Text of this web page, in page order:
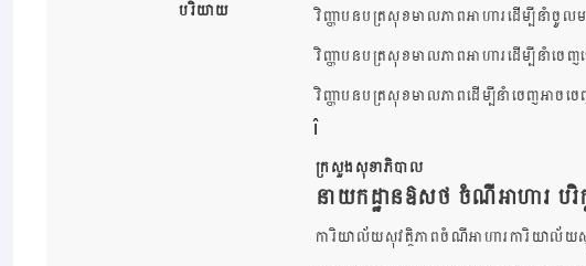
បរិយាយ វិញ្ញាបនបត្រសុខមាលភាពអាហារដើម្បីនាំចូលម
វិញ្ញាបនបត្រសុខមាលភាពអាហារដើម្បីនាំចេញ
វិញ្ញាបនបត្រសុខមាលភាពដើម្បីនាំចេញអាចច
ក្រសួងសុខាភិបាល
នាយកដ្ឋានឱសថ ចំណីអាហារ បរិក្
ការិយាល័យសុវត្ថិភាពចំណីអាហារការិយាល័យ